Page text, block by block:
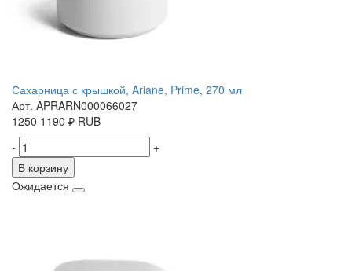
Сахарница с крышкой, Ariane, Prime, 270 мл
Арт. APRARN000066027
1250 1190 ₽ RUB
-
+
В корзину
Ожидается